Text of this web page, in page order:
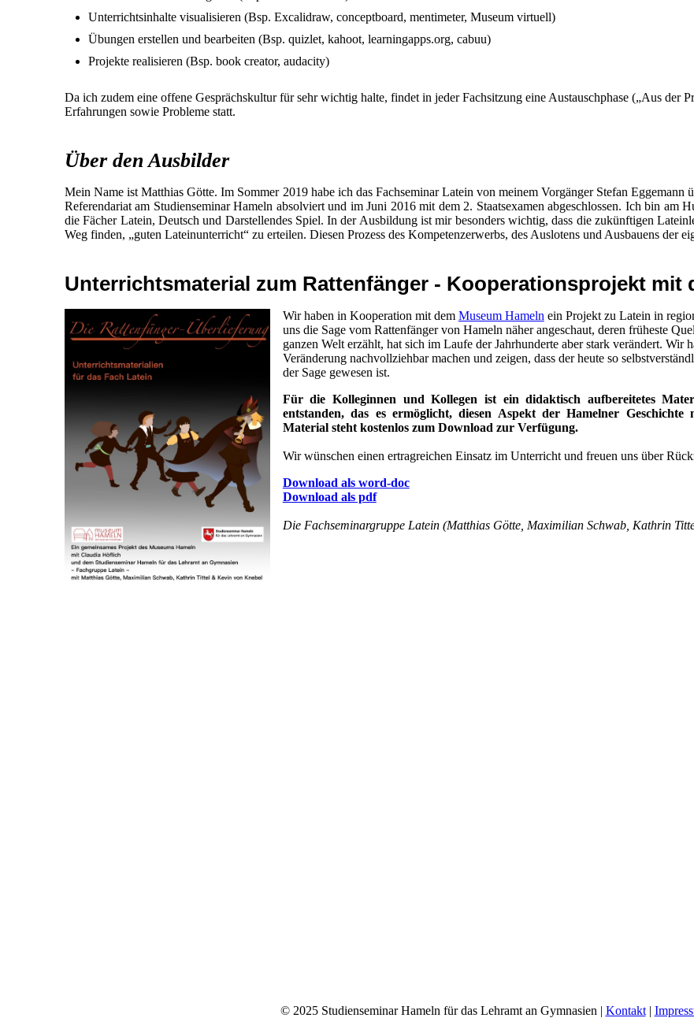
Unterrichtsinhalte visualisieren (Bsp. Excalidraw, conceptboard, mentimeter, Museum virtuell)
Übungen erstellen und bearbeiten (Bsp. quizlet, kahoot, learningapps.org, cabuu)
Projekte realisieren (Bsp. book creator, audacity)
Da ich zudem eine offene Gesprächskultur für sehr wichtig halte, findet in jeder Fachsitzung eine Austauschphase („Aus der
Erfahrungen sowie Probleme statt.
Über den Ausbilder
Mein Name ist Matthias Götte. Im Sommer 2019 habe ich das Fachseminar Latein von meinem Vorgänger Stefan
Referendariat am Studienseminar Hameln absolviert und im Juni 2016 mit dem 2. Staatsexamen abgeschlossen. Ich bin
die Fächer Latein, Deutsch und Darstellendes Spiel. In der Ausbildung ist mir besonders wichtig, dass die zukünftigen
Weg finden, „guten Lateinunterricht“ zu erteilen. Diesen Prozess des Kompetenzerwerbs, des Auslotens und Ausbauens der
Unterrichtsmaterial zum Rattenfänger - Kooperationsprojekt mit
Wir haben in Kooperation mit dem Museum Hameln ein Projekt zu Latein in
uns die Sage vom Rattenfänger von Hameln näher angeschaut, deren früheste
ganzen Welt erzählt, hat sich im Laufe der Jahrhunderte aber stark verändert. Wir
Veränderung nachvollziehbar machen und zeigen, dass der heute so
der Sage gewesen ist.
Für die Kolleginnen und Kollegen ist ein didaktisch aufbereitetes
entstanden, das es ermöglicht, diesen Aspekt der Hamelner
Material steht kostenlos zum Download zur Verfügung.
Wir wünschen einen ertragreichen Einsatz im Unterricht und freuen uns über
Download als word-doc
Download als pdf
Die Fachseminargruppe Latein (Matthias Götte, Maximilian Schwab, Kathrin
© 2025 Studienseminar Hameln für das Lehramt an Gymnasien | Kontakt|